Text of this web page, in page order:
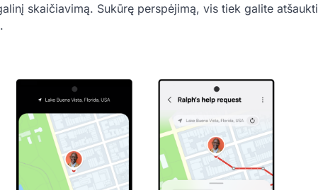
skaičiavimą. Sukūrę perspėjimą, vis tiek galite atšaukti